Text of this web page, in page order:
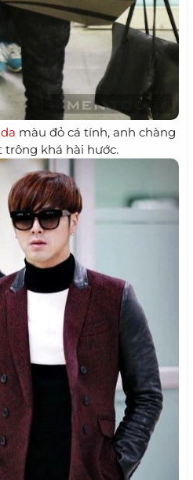
màu đỏ cá tính, anh chàng
trông khá hài hước.